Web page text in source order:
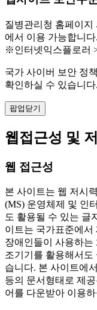
질병관리청 홈페이
에서 이용 가능합니다.
※인터넷익스플로러
국가 사이버 보안 정
확인하실 수 있습니다.
팝업닫기
웹접근성 및
웹 접근성
본 사이트는 웹 저시
(MS) 운영체제 및 인
도 활용될 수 있는 글
이트는 국가표준에서
장애인들이 사용하는
조기기를 활용해서도
습니다. 본 사이트에
등의 문서형태로 제
어를 다운받아 이용